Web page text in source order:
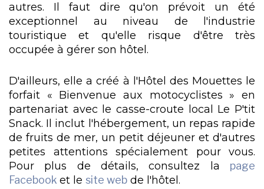
autres. Il faut dire qu'on prévoit un été
exceptionnel au niveau de l'industrie
touristique et qu'elle risque d'être très
occupée à gérer son hôtel.
D'ailleurs, elle a créé à l'Hôtel des Mouettes le
forfait « Bienvenue aux motocyclistes » en
partenariat avec le casse-croute local Le P'tit
Snack. Il inclut l'hébergement, un repas rapide
de fruits de mer, un petit déjeuner et d'autres
petites attentions spécialement pour vous.
Pour plus de détails, consultez la page
Facebook et le site web de l'hôtel.